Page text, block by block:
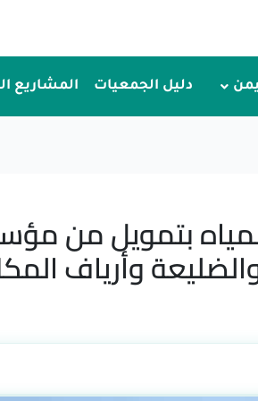
دليل الجمعيات المشاريع
بتمويل من